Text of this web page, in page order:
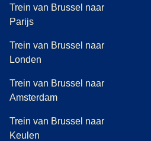
Trein van Brussel naar
Parijs
Trein van Brussel naar
Londen
Trein van Brussel naar
Amsterdam
Trein van Brussel naar
Keulen